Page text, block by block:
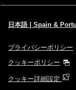
日本語 | Spain &
プライバシーポリシー
クッキーポリシー
クッキー詳細設定